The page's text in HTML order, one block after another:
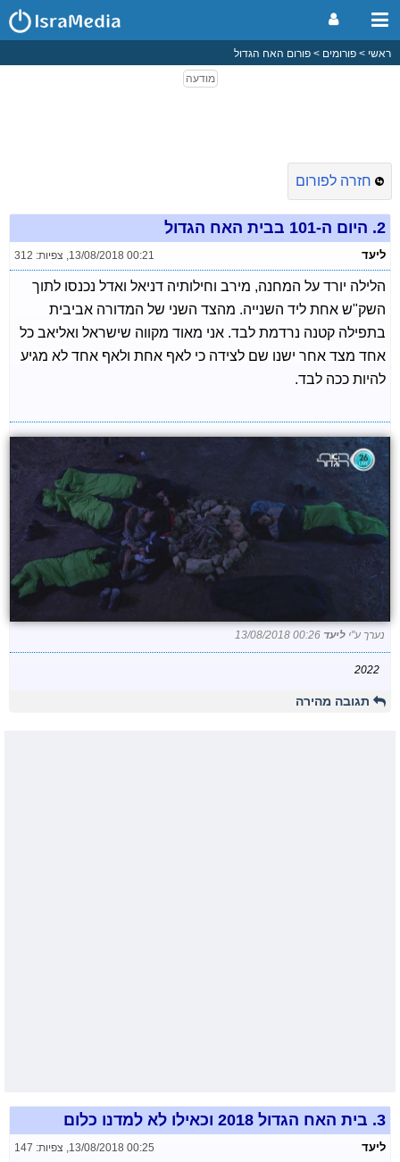
ראשי פורומים פורום האח הגדול
חזרה לפורום
2. היום ה-101 בבית האח הגדול
ליעד 13/08/2018 00:21
, צפיות: 312
הלילה יורד על המחנה, מירב וחילותיה דניאל ואדל נכנסו לתוך
השק"ש אחת ליד השנייה. מהצד השני של המדורה אביבית
בתפילה קטנה נרדמת לבד. אני מאוד מקווה שישראל ואליאב כל
אחד מצד אחר ישנו שם לצידה כי לאף אחת ולאף אחד לא מגיע
להיות ככה לבד.
נערך ע"י ליעד 13/08/2018 00:26
2022
תגובה מהירה
3. בית האח הגדול 2018 וכאילו לא למדנו כלום
ליעד 13/08/2018 00:25 צפיות: 147